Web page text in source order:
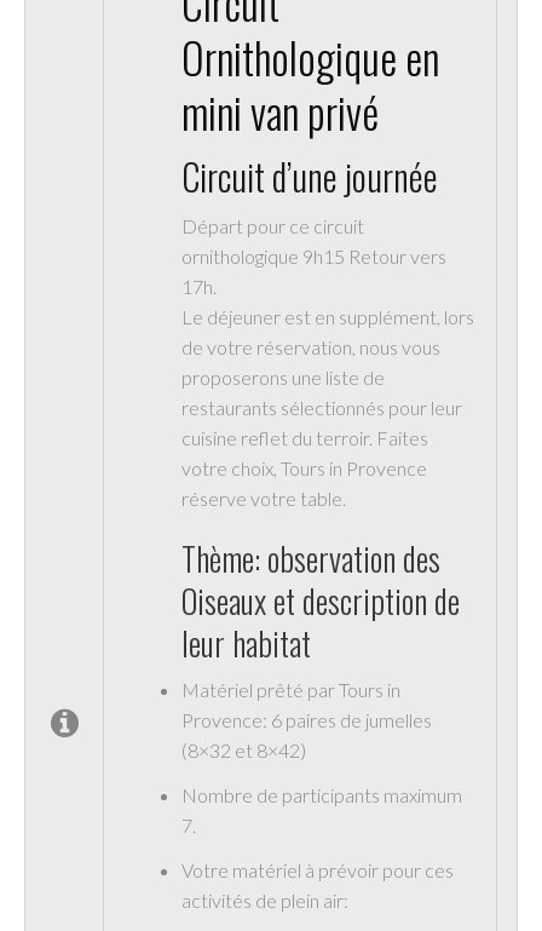
Ornithologique en
mini van privé
Circuit d’une journée
Départ pour ce circuit
ornithologique 9h15 Retour vers
17h.
Le déjeuner est en supplément, lors
de votre réservation, nous vous
proposerons une liste de
restaurants sélectionnés pour leur
cuisine reflet du terroir. Faites
votre choix, Tours in Provence
réserve votre table.
Thème: observation des
Oiseaux et description de
leur habitat
Matériel prêté par Tours in
Provence: 6 paires de jumelles
(8×32 et 8×42)
Nombre de participants maximum
7.
Votre matériel à prévoir pour ces
activités de plein air: